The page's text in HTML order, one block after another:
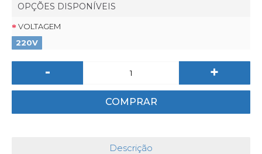
OPÇÕES DISPONÍVEIS
VOLTAGEM
220V
- +
COMPRAR
Descrição